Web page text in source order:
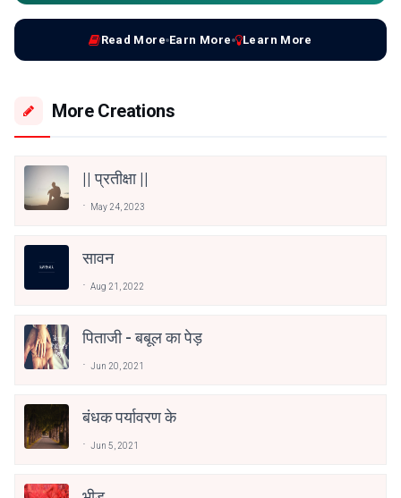
Read More Earn More Learn More
More Creations
|| प्रतीक्षा ||
May 24, 2023
सावन
Aug 21, 2022
पिताजी - बबूल का पेड़
Jun 20, 2021
बंधक पर्यावरण के
Jun 5, 2021